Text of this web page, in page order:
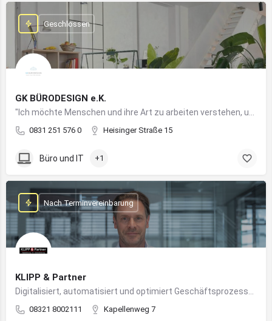
GK BÜRODESIGN e.K.
0831 251 576 0 Heisinger Straße 15
Geschlossen
Büro und IT +1
KLIPP & Partner
08321 8002111 Kapellenweg 7
Nach Terminvereinbarung